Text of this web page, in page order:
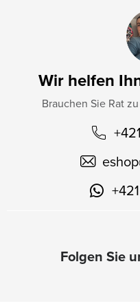
Wir helfen
Brauchen Sie Rat
eshop